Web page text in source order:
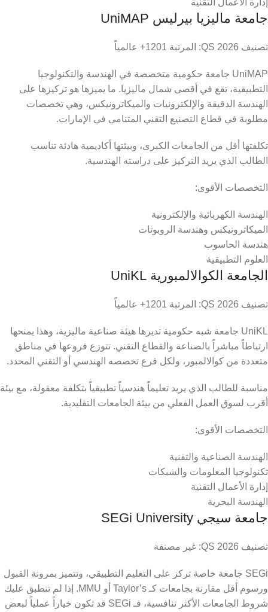
جامعة ماليزيا بيرليس UniMAP
تصنيف QS 2026: المرتبة 1201+ عالمياً
UniMAP جامعة حكومية متخصصة في الهندسة والتكنولوجيا
التطبيقية، تقع في أقصى شمال ماليزيا. ما يميزها هو تركيزها على
الهندسة الدقيقة والإلكترونيات والميكاترونيكس، وهي تخصصات
مطلوبة في قطاع التصنيع التقني المتنامي في الإمارات.
تكلفتها أقل من الجامعات الكبرى، وبيئتها أكاديمية هادئة تناسب
الطالب الذي يريد التركيز على دراسته الهندسية.
التخصصات الأقوى:
الهندسة الكهربائية والإلكترونية
الميكاترونيكس وهندسة الروبوتات
هندسة الحاسوب
العلوم التطبيقية
الجامعة الكوالالمبورية UniKL
تصنيف QS 2026: المرتبة 1201+ عالمياً
UniKL جامعة شبه حكومية تديرها هيئة صناعية ماليزية، وهذا يمنحها
ارتباطاً مباشراً بالصناعة والقطاع التقني. تتوزع فروعها في مناطق
متعددة من كوالالمبور، ولكل فرع تخصصه الهندسي أو التقني المحدد.
مناسبة للطالب الذي يريد تعليماً هندسياً تطبيقياً بتكلفة معقولة، مع بيئة
أقرب لسوق العمل الفعلي من بيئة الجامعات التقليدية.
التخصصات الأقوى:
الهندسة الصناعية والتقنية
تكنولوجيا المعلومات والشبكات
إدارة الأعمال التقنية
الهندسة البحرية
جامعة سيجي SEGi University
تصنيف QS 2026: غير مصنفة
SEGi جامعة خاصة تركز على التعليم التطبيقي، وتتميز بمرونة القبول
ورسوم أقل مقارنة بجامعات كـ Taylor’s أو MMU. إذا لم تنطبق عليك
شروط الجامعات الأكثر تنافسية، فـ SEGi قد تكون خياراً عملياً لبعض